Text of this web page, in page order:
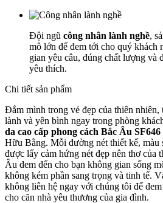
Đội ngũ công nhân lành nghề,
mô lớn để đem tới cho quý khách
gian yêu câu, đúng chất lượng và
yêu thích.
Chi tiết sản phẩm
Đắm mình trong vẻ đẹp của thiên nhiên,
lành và yên bình ngay trong phòng
da cao cấp phong cách Bắc Âu SF646
Hữu Bằng. Mỗi đường nét thiết kế, màu
được lấy cảm hứng nét đẹp nên thơ của
Âu đem đến cho bạn không gian sống
không kém phần sang trọng và tinh tế.
không liên hệ ngay với chúng tôi để
cho căn nhà yêu thương của gia đình.